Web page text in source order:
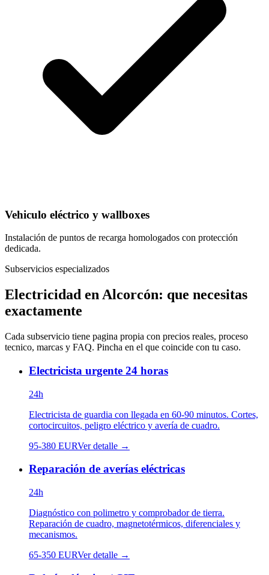
Vehiculo eléctrico y wallboxes
Instalación de puntos de recarga homologados con protección
dedicada.
Subservicios especializados
Electricidad en Alcorcón: que necesitas
exactamente
Cada subservicio tiene pagina propia con precios reales, proceso
tecnico, marcas y FAQ. Pincha en el que coincide con tu caso.
Electricista urgente 24 horas
24h
Electricista de guardia con llegada en 60-90 minutos. Cortes,
cortocircuitos, peligro eléctrico y avería de cuadro.
95-380 EURVer detalle →
Reparación de averías eléctricas
24h
Diagnóstico con polimetro y comprobador de tierra.
Reparación de cuadro, magnetotérmicos, diferenciales y
mecanismos.
65-350 EURVer detalle →